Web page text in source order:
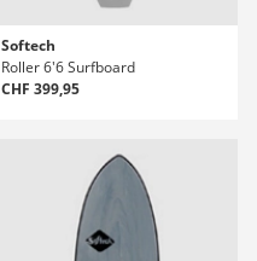
Softech
Roller 6'6 Surfboard
CHF 399,95